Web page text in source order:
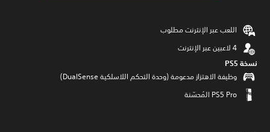
اللعب عبر الإنترنت مطلوب
نسخة PS5‏
وظيفة الاهتزاز مدعومة (وحدة التحكم اللاسلكية DualSense‏)